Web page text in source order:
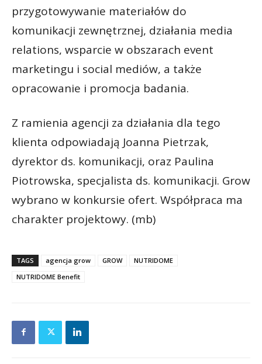
przygotowywanie materiałów do
komunikacji zewnętrznej, działania media
relations, wsparcie w obszarach event
marketingu i social mediów, a także
opracowanie i promocja badania.
Z ramienia agencji za działania dla tego
klienta odpowiadają Joanna Pietrzak,
dyrektor ds. komunikacji, oraz Paulina
Piotrowska, specjalista ds. komunikacji. Grow
wybrano w konkursie ofert. Współpraca ma
charakter projektowy. (mb)
TAGS agencja grow GROW
NUTRIDOME
NUTRIDOME Benefit